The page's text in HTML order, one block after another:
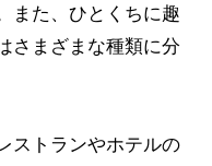
また、ひとくちに趣
さまざまな種類に分
ストランやホテルの